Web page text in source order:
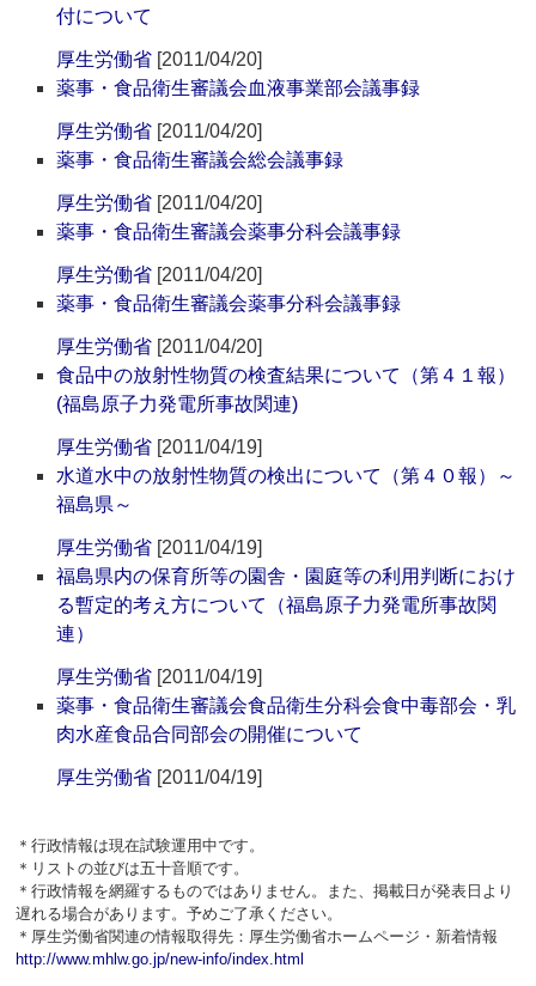
付について
厚生労働省 [2011/04/20]
薬事・食品衛生審議会血液事業部会議事録
厚生労働省 [2011/04/20]
薬事・食品衛生審議会総会議事録
厚生労働省 [2011/04/20]
薬事・食品衛生審議会薬事分科会議事録
厚生労働省 [2011/04/20]
薬事・食品衛生審議会薬事分科会議事録
厚生労働省 [2011/04/20]
食品中の放射性物質の検査結果について（第４１報）
(福島原子力発電所事故関連)
厚生労働省 [2011/04/19]
水道水中の放射性物質の検出について（第４０報）～
福島県～
厚生労働省 [2011/04/19]
福島県内の保育所等の園舎・園庭等の利用判断におけ
る暫定的考え方について（福島原子力発電所事故関
連）
厚生労働省 [2011/04/19]
薬事・食品衛生審議会食品衛生分科会食中毒部会・乳
肉水産食品合同部会の開催について
厚生労働省 [2011/04/19]
＊行政情報は現在試験運用中です。
＊リストの並びは五十音順です。
＊行政情報を網羅するものではありません。また、掲載日が発表日より
遅れる場合があります。予めご了承ください。
＊厚生労働省関連の情報取得先：厚生労働省ホームページ・新着情報
http://www.mhlw.go.jp/new-info/index.html